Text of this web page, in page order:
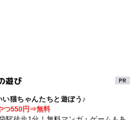
梅雨
雨のお出かけ 室内遊技場
ーズメント施設
遊び
猫ちゃんたちと遊ぼう♪
つ550円⇒無料